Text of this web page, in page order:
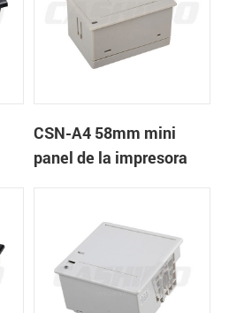
CSN-A4 58mm mini
panel de la impresora